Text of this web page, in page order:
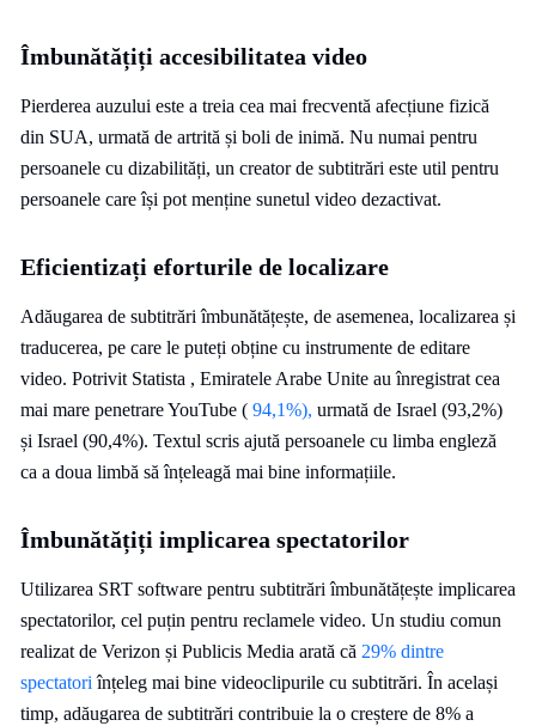
Îmbunătățiți accesibilitatea video
Pierderea auzului este a treia cea mai frecventă afecțiune fizică
din SUA, urmată de artrită și boli de inimă. Nu numai pentru
persoanele cu dizabilități, un creator de subtitrări este util pentru
persoanele care își pot menține sunetul video dezactivat.
Eficientizați eforturile de localizare
Adăugarea de subtitrări îmbunătățește, de asemenea, localizarea și
traducerea, pe care le puteți obține cu instrumente de editare
video. Potrivit Statista , Emiratele Arabe Unite au înregistrat cea
mai mare penetrare YouTube ( 94,1%), urmată de Israel (93,2%)
și Israel (90,4%). Textul scris ajută persoanele cu limba engleză
ca a doua limbă să înțeleagă mai bine informațiile.
Îmbunătățiți implicarea spectatorilor
Utilizarea SRT software pentru subtitrări îmbunătățește implicarea
spectatorilor, cel puțin pentru reclamele video. Un studiu comun
realizat de Verizon și Publicis Media arată că 29% dintre
spectatori înțeleg mai bine videoclipurile cu subtitrări. În același
timp, adăugarea de subtitrări contribuie la o creștere de 8% a